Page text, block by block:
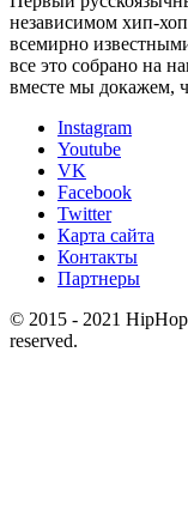
независимом хип-
всемирно
все это собрано на
вместе мы докажем,
Instagram
Youtube
VK
Facebook
Twitter
Карта сайта
Контакты
Партнеры
© 2015 - 2021
reserved.